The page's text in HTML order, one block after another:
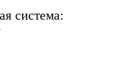
система: